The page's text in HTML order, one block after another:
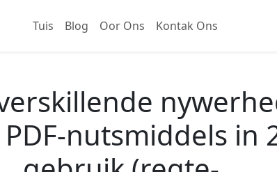
Tuis Blog Oor Ons Kontak Ons
nutsmiddels in